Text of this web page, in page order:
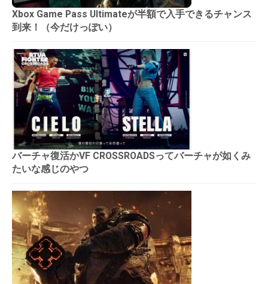
Xbox Game Pass Ultimateが半額で入手できるチャンス
到来！（今だけっぽい）
バーチャ復活かVF CROSSROADSってバーチャが如くみ
たいな感じのやつ